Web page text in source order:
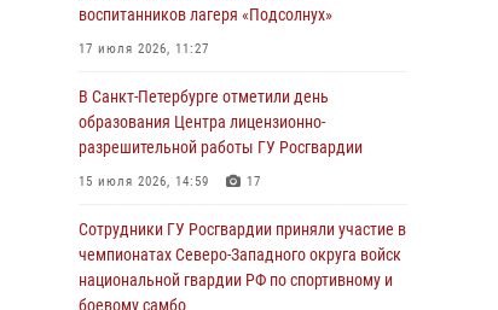
с жилыми домами
06 августа 2026, 11:36
Сотрудники и военнослужащие Росгвардии
обеспечили правопорядок при проведении
матча "Зенит" - "Балтика"
06 августа 2026, 07:30 10
В Выборгском районе наряд Росгвардии
обнаружил разыскиваемый преступный
автотранспорт
воспитанников лагеря «Подсолнух»
17 июля 2026, 11:27
В Санкт-Петербурге отметили день
образования Центра лицензионно-
разрешительной работы ГУ Росгвардии
15 июля 2026, 14:59 17
Сотрудники ГУ Росгвардии приняли участие в
чемпионатах Северо-Западного округа войск
национальной гвардии РФ по спортивному и
боевому самбо